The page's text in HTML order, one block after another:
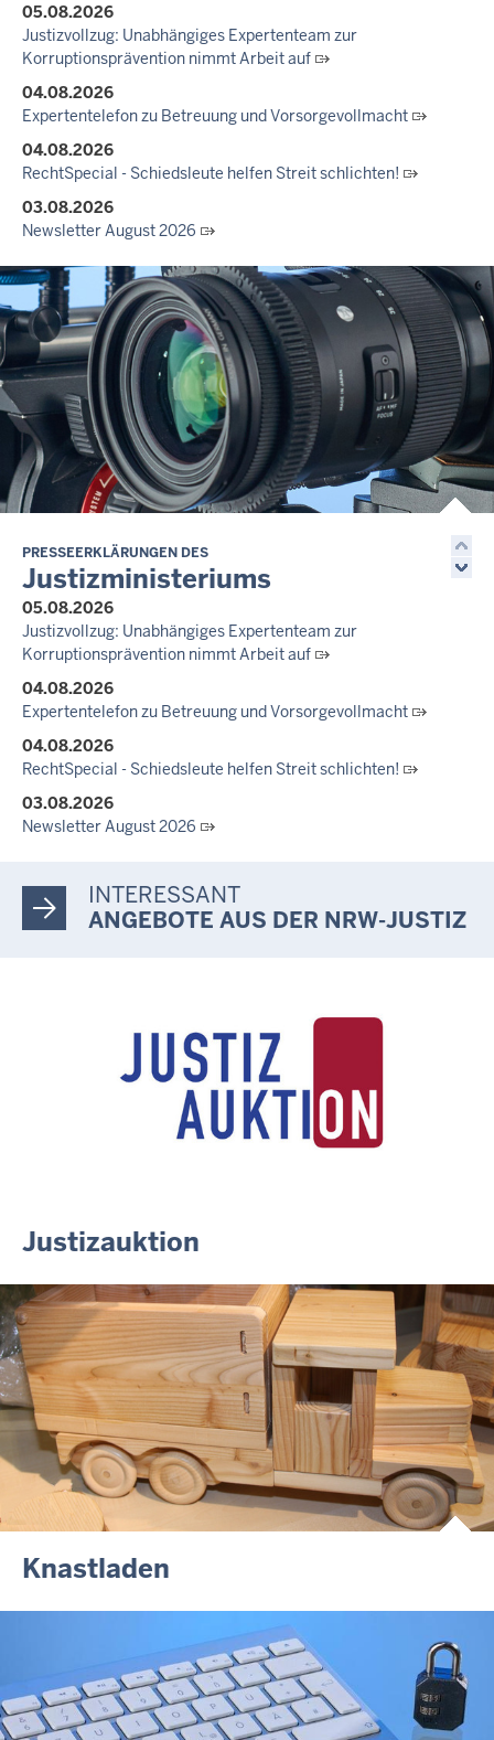
05.08.2026
Justizvollzug: Unabhängiges Expertenteam zur
Korruptionsprävention nimmt Arbeit auf
04.08.2026
Expertentelefon zu Betreuung und Vorsorgevollmacht
04.08.2026
RechtSpecial - Schiedsleute helfen Streit schlichten!
03.08.2026
Newsletter August 2026
27.07.2026
Dein Mut findet Rückhalt: Die Justiz NRW unterstützt
Informationskampagne gegen häusliche Gewalt
10.07.2026
Anerkennung für innovative Suizidpräventionsarbeit: JVA Köln
ausgezeichnet
14.07.2026
Justiz der Zukunft gemeinsam gestalten: Minister Limbach
zieht positive Bilanz des Projekts Zukunftswerkstatt Justiz
Nordrhein-Westfalen
Newsletter Juli 2026
30.06.2026
288 Anwärterinnen und Anwärter des Jahrgangs 2024/2026
der Justizvollzugsschule NRW geehrt
30.06.2026
RechtSpecial - Schiedsleute helfen Streit schlichten!
PRESSEERKLÄRUNGEN DES
Justizministeriums
05.08.2026
Justizvollzug: Unabhängiges Expertenteam zur
Korruptionsprävention nimmt Arbeit auf
04.08.2026
Expertentelefon zu Betreuung und Vorsorgevollmacht
04.08.2026
RechtSpecial - Schiedsleute helfen Streit schlichten!
03.08.2026
Newsletter August 2026
Dein Mut findet Rückhalt: Die Justiz NRW unterstützt
Informationskampagne gegen häusliche Gewalt
Justiz der Zukunft gemeinsam gestalten: Minister Limbach
zieht positive Bilanz des Projekts Zukunftswerkstatt Justiz
der Justizvollzugsschule NRW geehrt
RechtSpecial - Schiedsleute helfen Streit schlichten!
INTERESSANT
ANGEBOTE AUS DER NRW-JUSTIZ
Justizauktion
Knastladen